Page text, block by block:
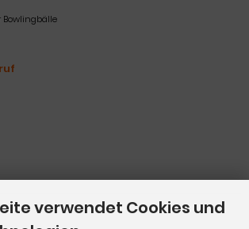
Bowlingbälle
verwendet Cookies und